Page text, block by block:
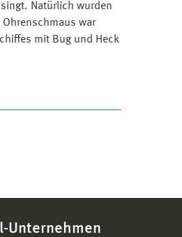
Natürlich wurden
war
mit Bug und Heck
Unternehmen